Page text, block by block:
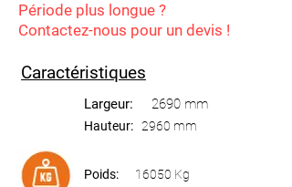
Période plus longue ?
Contactez-nous pour un devis !​
Caractéristiques
Largeur: 2690 mm
Hauteur: 2960 mm
Poids: 16050 Kg